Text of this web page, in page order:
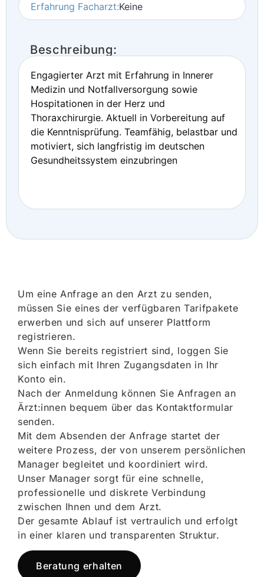
Erfahrung Facharzt:Keine
Beschreibung:
Engagierter Arzt mit Erfahrung in Innerer
Medizin und Notfallversorgung sowie
Hospitationen in der Herz und
Thoraxchirurgie. Aktuell in Vorbereitung auf
die Kenntnisprüfung. Teamfähig, belastbar und
motiviert, sich langfristig im deutschen
Gesundheitssystem einzubringen
Um eine Anfrage an den Arzt zu senden,
müssen Sie eines der verfügbaren Tarifpakete
erwerben und sich auf unserer Plattform
registrieren.
Wenn Sie bereits registriert sind, loggen Sie
sich einfach mit Ihren Zugangsdaten in Ihr
Konto ein.
Nach der Anmeldung können Sie Anfragen an
Ärzt:innen bequem über das Kontaktformular
senden.
Mit dem Absenden der Anfrage startet der
weitere Prozess, der von unserem persönlichen
Manager begleitet und koordiniert wird.
Unser Manager sorgt für eine schnelle,
professionelle und diskrete Verbindung
zwischen Ihnen und dem Arzt.
Der gesamte Ablauf ist vertraulich und erfolgt
in einer klaren und transparenten Struktur.
Beratung erhalten